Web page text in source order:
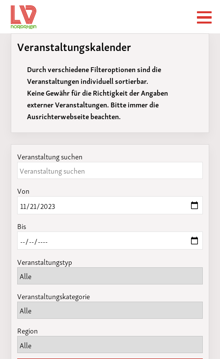
Veranstaltungskalender
Durch verschiedene Filteroptionen sind die
Veranstaltungen individuell sortierbar.
Keine Gewähr für die Richtigkeit der Angaben
externer Veranstaltungen. Bitte immer die
Ausrichterwebseite beachten.
Veranstaltung suchen
Von
Bis
Veranstaltungstyp
Veranstaltungskategorie
Region